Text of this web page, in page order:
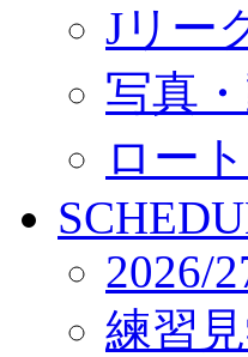
Jリー
写真
ロー
2026/
練習